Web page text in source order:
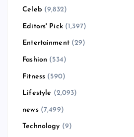
Celeb (9,832)
Editors' Pick(1,397)
Entertainment(29)
Fashion (534)
Fitness (590)
Lifestyle (2,093)
news(7,499)
Technology (9)